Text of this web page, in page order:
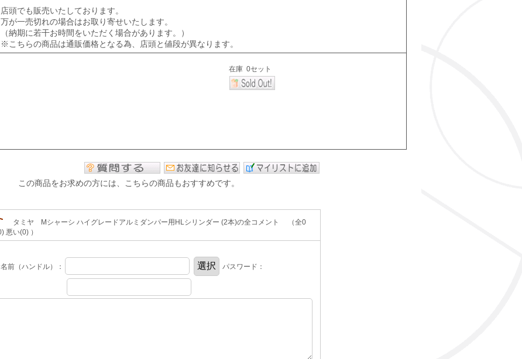
店頭でも販売いたしております。
万が一売切れの場合はお取り寄せいたします。
（納期に若干お時間をいただく場合があります。）
※こちらの商品は通販価格となる為、店頭と値段が異なります。
この商品をお求めの方には、こちらの商品もおすすめです。